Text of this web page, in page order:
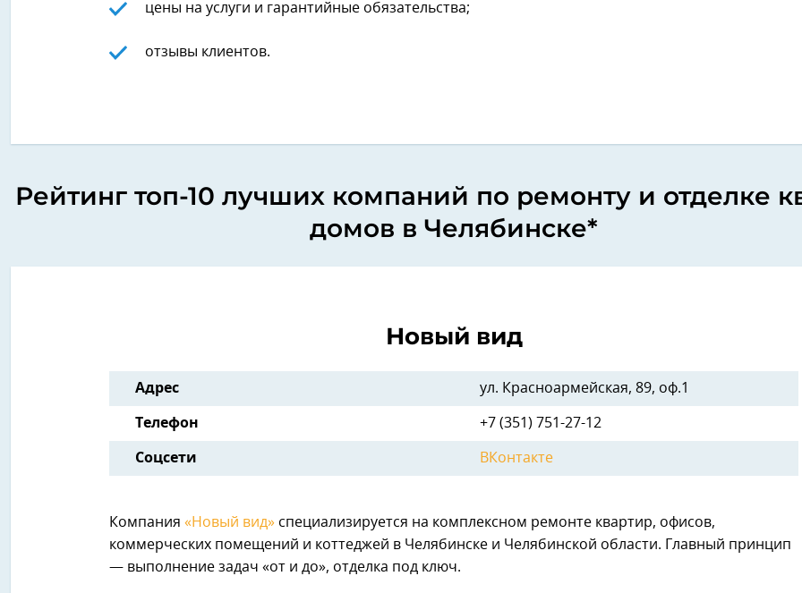
цены на услуги и гарантийные обязательства;
отзывы клиентов.
Рейтинг топ-10 лучших компаний по ремонту и отделке
домов в Челябинске*
Новый вид
Адрес ул. Красноармейская, 89, оф.1
Телефон +7 (351) 751-27-12
Соцсети ВКонтакте
Компания «Новый вид» специализируется на комплексном ремонте квартир, офисов,
коммерческих помещений и коттеджей в Челябинске и Челябинской области. Главный принцип
— выполнение задач «от и до», отделка под ключ.